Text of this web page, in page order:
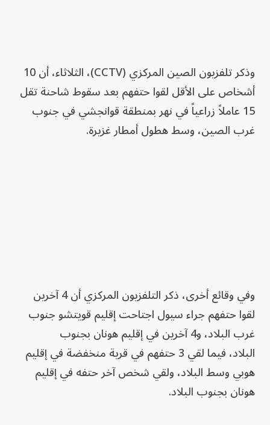
وذكر تلفزيون الصين المركزي (CCTV)، الثلاثاء، أن 10
أشخاص على الأقل لقوا حتفهم بعد سقوط شاحنة تقل
15 عاملاً زراعياً في نهر بمنطقة قوانجشي في جنوب
غرب الصين، وسط هطول أمطار غزيرة.
وفي وقائع أخرى، ذكر التلفزيون المركزي أن 4 آخرين
لقوا حتفهم جراء سيول اجتاحت إقليم قويتشو جنوب
غرب البلاد، و4 آخرين في إقليم هونان بجنوب
البلاد، فيما لقي 3 حتفهم في قرية منخفضة في إقليم
هوبي وسط البلاد، ولقي شخص آخر حتفه في إقليم
هونان بجنوب البلاد.